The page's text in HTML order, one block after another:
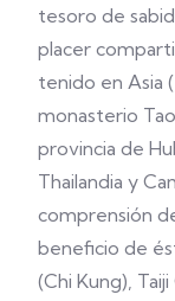
tesoro de
placer
tenido en Asia
monasterio
provincia de
Thailandia y
comprensión
beneficio de
(Chi Kung),